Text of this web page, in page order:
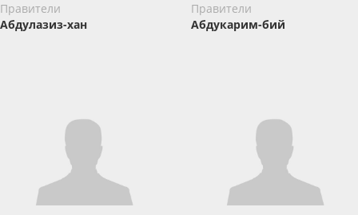
Правители
Абдулазиз-хан
Правители
Абдукарим-бий